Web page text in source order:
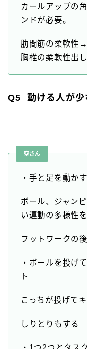
カールアップの
ンドが必要。
肋間筋の柔軟性
胸椎の柔軟性出
Q5 動ける人が少
空さん
・手と足を動か
ボール、ジャン
い運動の多様性を
フットワークの
・ボールを投げ
ト
こっちが投げて
しりとりもする